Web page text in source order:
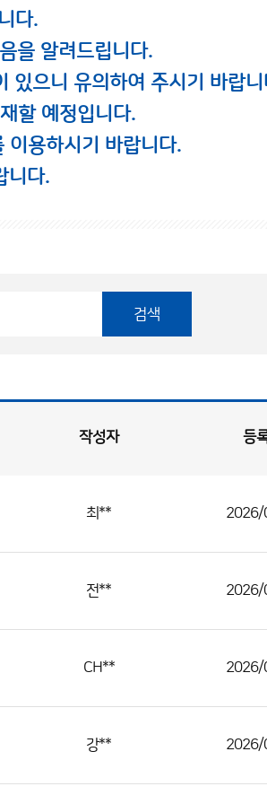
다.
을 알려드립니다.
있으니 유의하여 주시기 바랍니
할 예정입니다.
이용하시기 바랍니다.
니다.
검색
작성자 등
최** 2026/
전** 2026/
CH** 2026/
강** 2026/